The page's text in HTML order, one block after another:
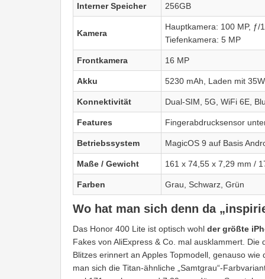
Interner Speicher 256GB
Kamera
Hauptkamera: 100 MP, ƒ/
Tiefenkamera: 5 MP
Frontkamera 16 MP
Akku 5230 mAh, Laden mit 35W
Konnektivität Dual-SIM, 5G, WiFi 6E,
Features Fingerabdrucksensor
Betriebssystem MagicOS 9 auf Basis
Maße / Gewicht 161 x 74,55 x 7,29 mm /
Farben Grau, Schwarz, Grün
Wo hat man sich denn da
Das Honor 400 Lite ist optisch wohl der größte
Fakes von AliExpress & Co. mal ausklammert.
Blitzes erinnert an Apples Topmodell, genauso wie
man sich die Titan-ähnliche „Samtgrau“-